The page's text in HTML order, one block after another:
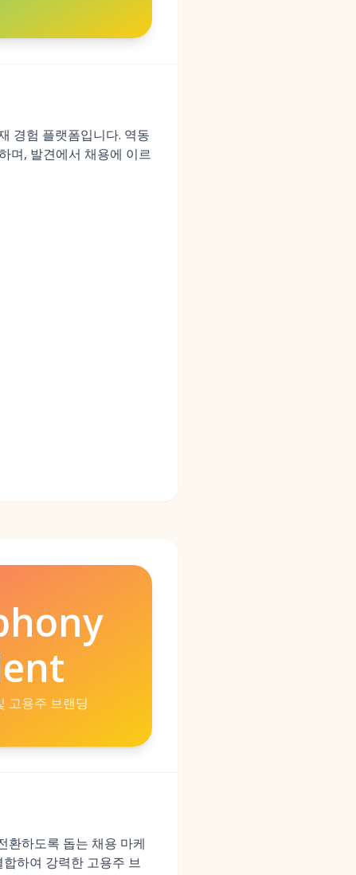
경험 플랫폼입니다. 역동
며, 발견에서 채용에 이르
고용주 브랜딩
하도록 돕는 채용 마케
하여 강력한 고용주 브